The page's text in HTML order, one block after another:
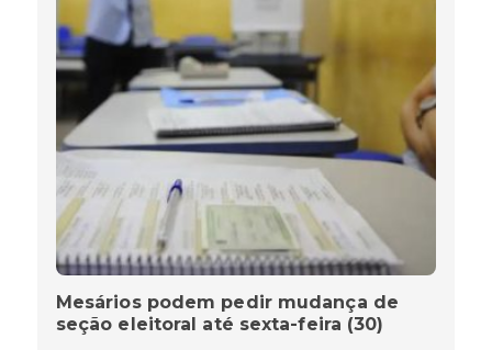
Mesários podem pedir mudança de
seção eleitoral até sexta-feira (30)